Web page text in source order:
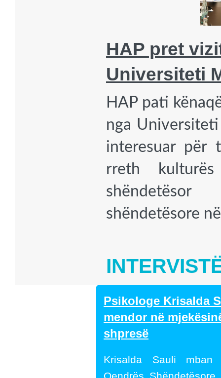
HAP pret
Universiteti
HAP pati
nga
interesuar për
rreth
shëndetësore
Psikologe Krisalda
mendor në
shpresë
Krisalda Sauli mban